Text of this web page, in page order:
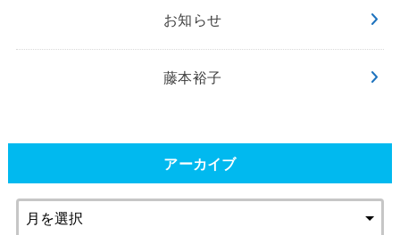
お知らせ
藤本裕子
アーカイブ